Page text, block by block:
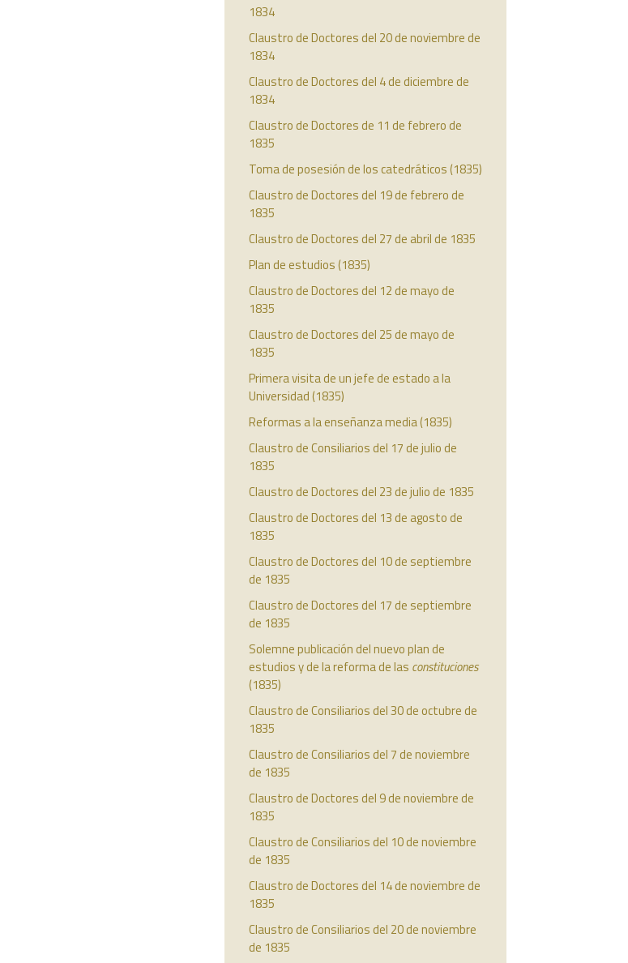
1834
Claustro de Doctores del 20 de noviembre de
1834
Claustro de Doctores del 4 de diciembre de
1834
Claustro de Doctores de 11 de febrero de
1835
Toma de posesión de los catedráticos (1835)
Claustro de Doctores del 19 de febrero de
1835
Claustro de Doctores del 27 de abril de 1835
Plan de estudios (1835)
Claustro de Doctores del 12 de mayo de
1835
Claustro de Doctores del 25 de mayo de
1835
Primera visita de un jefe de estado a la
Universidad (1835)
Reformas a la enseñanza media (1835)
Claustro de Consiliarios del 17 de julio de
1835
Claustro de Doctores del 23 de julio de 1835
Claustro de Doctores del 13 de agosto de
1835
Claustro de Doctores del 10 de septiembre
de 1835
Claustro de Doctores del 17 de septiembre
de 1835
Solemne publicación del nuevo plan de
estudios y de la reforma de las constituciones
(1835)
Claustro de Consiliarios del 30 de octubre de
1835
Claustro de Consiliarios del 7 de noviembre
de 1835
Claustro de Doctores del 9 de noviembre de
1835
Claustro de Consiliarios del 10 de noviembre
de 1835
Claustro de Doctores del 14 de noviembre de
1835
Claustro de Consiliarios del 20 de noviembre
de 1835